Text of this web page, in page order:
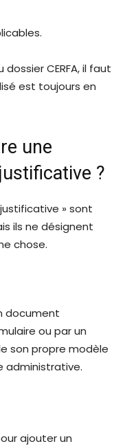
CERFA, il faut
est toujours en
une
?
» sont
ils ne désignent
chose.
document
ou par un
son propre modèle
administrative.
ajouter un